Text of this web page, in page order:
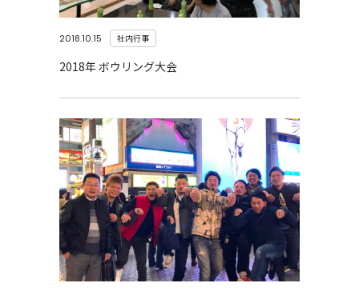
2018.10.15 社内行事
2018年 ボウリング大会